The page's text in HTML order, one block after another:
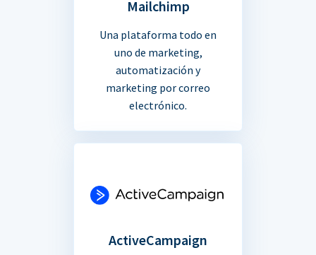
Mailchimp
Una plataforma todo en
uno de marketing,
automatización y
marketing por correo
electrónico.
ActiveCampaign